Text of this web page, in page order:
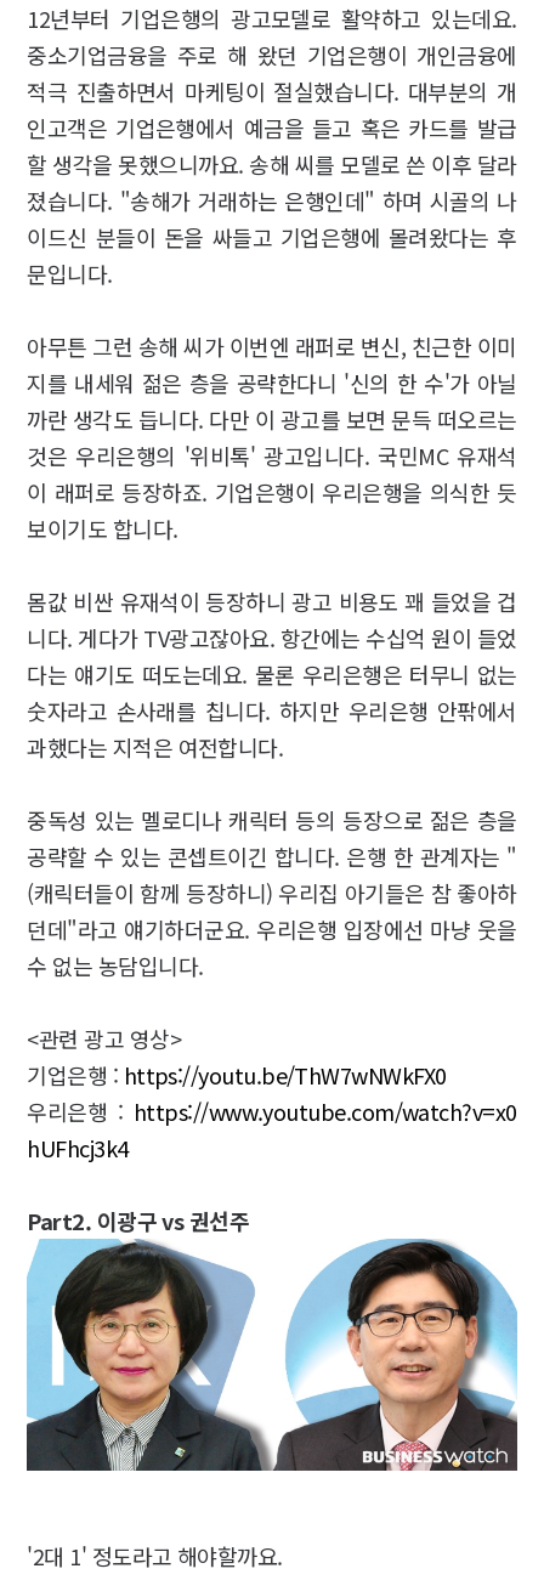
12년부터 기업은행의 광고모델로 활약하고 있는데요.
중소기업금융을 주로 해 왔던 기업은행이 개인금융에
적극 진출하면서 마케팅이 절실했습니다. 대부분의 개
인고객은 기업은행에서 예금을 들고 혹은 카드를 발급
할 생각을 못했으니까요. 송해 씨를 모델로 쓴 이후 달라
졌습니다. "송해가 거래하는 은행인데" 하며 시골의 나
이드신 분들이 돈을 싸들고 기업은행에 몰려왔다는 후
문입니다.
아무튼 그런 송해 씨가 이번엔 래퍼로 변신, 친근한 이미
지를 내세워 젊은 층을 공략한다니 '신의 한 수'가 아닐
까란 생각도 듭니다. 다만 이 광고를 보면 문득 떠오르는
것은 우리은행의 '위비톡' 광고입니다. 국민MC 유재석
이 래퍼로 등장하죠. 기업은행이 우리은행을 의식한 듯
보이기도 합니다.
몸값 비싼 유재석이 등장하니 광고 비용도 꽤 들었을 겁
니다. 게다가 TV광고잖아요. 항간에는 수십억 원이 들었
다는 얘기도 떠도는데요. 물론 우리은행은 터무니 없는
숫자라고 손사래를 칩니다. 하지만 우리은행 안팎에서
과했다는 지적은 여전합니다.
중독성 있는 멜로디나 캐릭터 등의 등장으로 젊은 층을
공략할 수 있는 콘셉트이긴 합니다. 은행 한 관계자는 "
(캐릭터들이 함께 등장하니) 우리집 아기들은 참 좋아하
던데"라고 얘기하더군요. 우리은행 입장에선 마냥 웃을
수 없는 농담입니다.
<관련 광고 영상>
기업은행 : https://youtu.be/ThW7wNWkFX0
우리은행 : https://www.youtube.com/watch?v=x0
hUFhcj3k4
Part2. 이광구 vs 권선주
'2대 1' 정도라고 해야할까요.